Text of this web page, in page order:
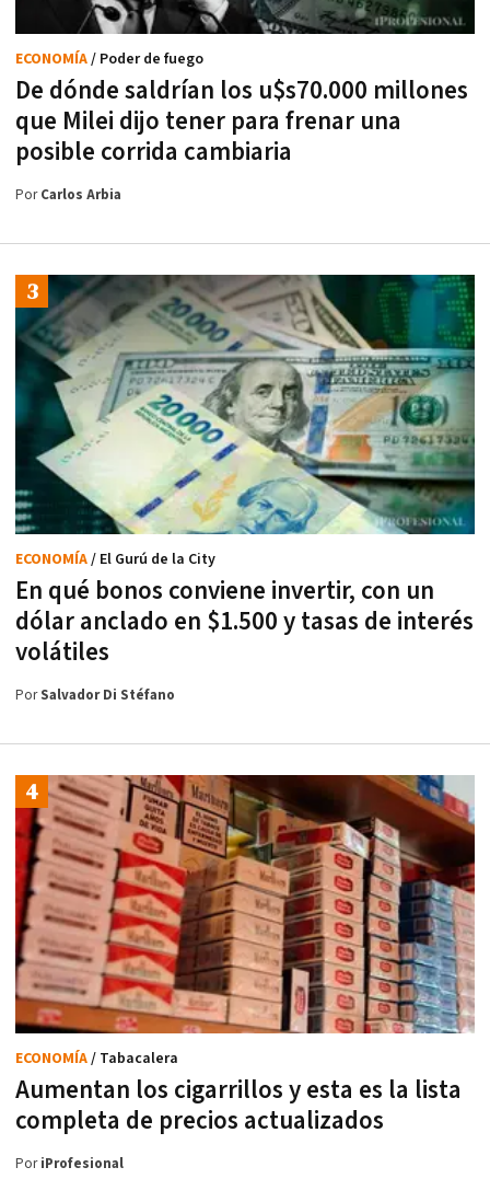
De dónde saldrían los u$s70.000 millones
que Milei dijo tener para frenar una
posible corrida cambiaria
ECONOMÍA/ Poder de fuego
PorCarlos Arbia
En qué bonos conviene invertir, con un
dólar anclado en $1.500 y tasas de interés
volátiles
ECONOMÍA/ El Gurú de la City
PorSalvador Di Stéfano
Aumentan los cigarrillos y esta es la lista
completa de precios actualizados
ECONOMÍA/ Tabacalera
PoriProfesional